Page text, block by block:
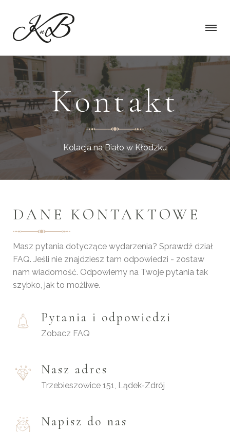
Kontakt
Kolacja na Biało w Kłodzku
DANE KONTAKTOWE
Masz pytania dotyczące wydarzenia? Sprawdź dział
FAQ. Jeśli nie znajdziesz tam odpowiedzi - zostaw
nam wiadomość. Odpowiemy na Twoje pytania tak
szybko, jak to możliwe.
Pytania i odpowiedzi
Zobacz FAQ
Nasz adres
Trzebieszowice 151, Lądek-Zdrój
Napisz do nas